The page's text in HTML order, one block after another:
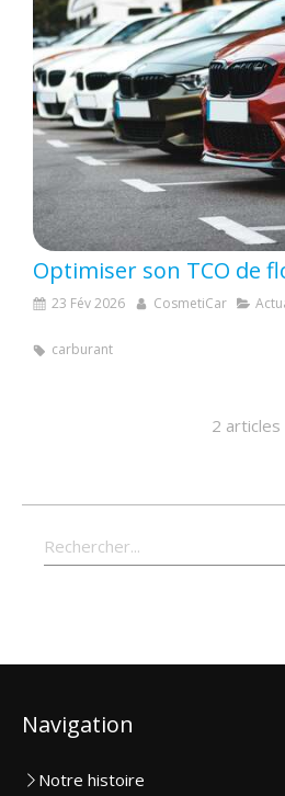
23 Fév 2026 CosmetiCar
carburant
2 articles
Rechercher
Navigation
Notre histoire